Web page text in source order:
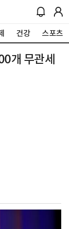
건강 스포츠
개 무관세